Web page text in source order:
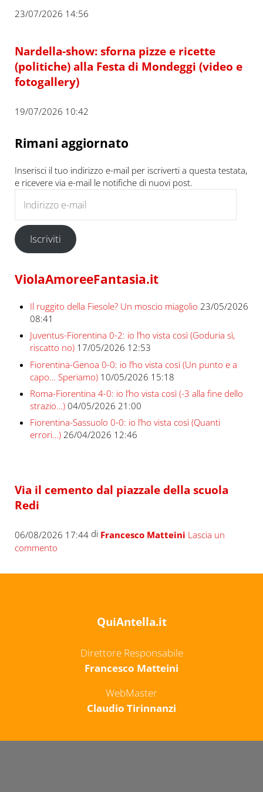
23/07/2026 14:56
Nardella-show: sforna pizze e ricette
(politiche) alla Festa di Mondeggi (video e
fotogallery)
19/07/2026 10:42
Rimani aggiornato
Inserisci il tuo indirizzo e-mail per iscriverti a questa testata,
e ricevere via e-mail le notifiche di nuovi post.
Iscriviti
ViolaAmoreeFantasia.it
Il ruggito della Fiesole? Un moscio miagolio 23/05/2026
08:41
Juventus-Fiorentina 0-2: io l’ho vista così (Goduria sì,
riscatto no) 17/05/2026 12:53
Fiorentina-Genoa 0-0: io l’ho vista così (Un punto e a
capo… Speriamo) 10/05/2026 15:18
Roma-Fiorentina 4-0: io l’ho vista così (-3 alla fine dello
strazio…) 04/05/2026 21:00
Fiorentina-Sassuolo 0-0: io l’ho vista così (Quanti
errori…) 26/04/2026 12:46
Via il cemento dal piazzale della scuola
Redi
06/08/2026 17:44di Francesco Matteini Lascia un
commento
QuiAntella.it
Direttore Responsabile
Francesco Matteini
WebMaster
Claudio Tirinnanzi